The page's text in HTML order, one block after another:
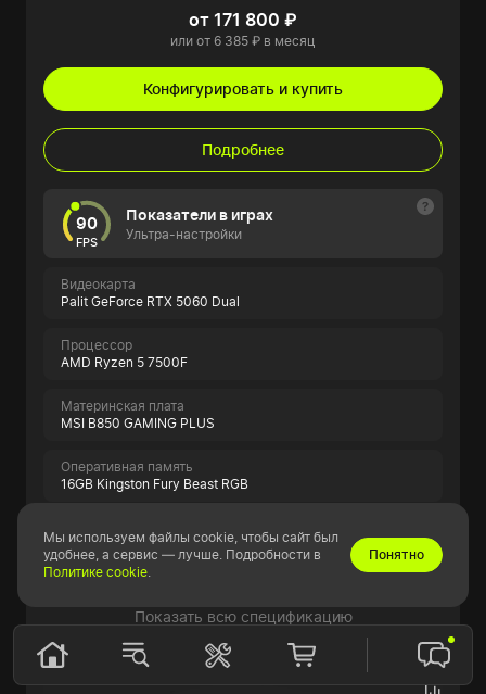
от 171 800 ₽
или от 6 385 ₽ в месяц
Конфигурировать и купить
Подробнее
90
FPS
Показатели в играх
Ультра-настройки
Видеокарта
Palit GeForce RTX 5060 Dual
Процессор
AMD Ryzen 5 7500F
Материнская плата
MSI B850 GAMING PLUS
Оперативная память
16GB Kingston Fury Beast RGB
500GB ADATA LEGEND 860
Показать всю спецификацию
Мы используем файлы cookie, чтобы сайт был
удобнее, а сервис — лучше. Подробности в
Политике cookie.
Понятно